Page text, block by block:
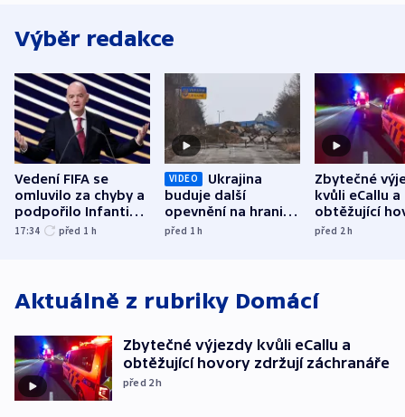
Výběr redakce
Vedení FIFA se
omluvilo za chyby a
podpořilo Infantina.
UEFA trvá na
17:34 před 1 h
VIDEO
Ukrajina
buduje další
opevnění na hranici
s Běloruskem
před 1h
Zbytečné
kvůli eCallu a
obtěžující
zdržují
před 2h
Aktuálně z rubriky Domácí
Zbytečné výjezdy kvůli eCallu a
obtěžující hovory zdržují záchranáře
před 2h